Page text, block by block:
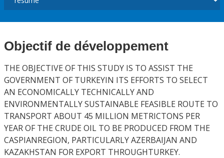
Objectif de développement
THE OBJECTIVE OF THIS STUDY IS TO ASSIST THE
GOVERNMENT OF TURKEYIN ITS EFFORTS TO SELECT
AN ECONOMICALLY TECHNICALLY AND
ENVIRONMENTALLY SUSTAINABLE FEASIBLE ROUTE TO
TRANSPORT ABOUT 45 MILLION METRICTONS PER
YEAR OF THE CRUDE OIL TO BE PRODUCED FROM THE
CASPIANREGION, PARTICULARLY AZERBAIJAN AND
KAZAKHSTAN FOR EXPORT THROUGHTURKEY.